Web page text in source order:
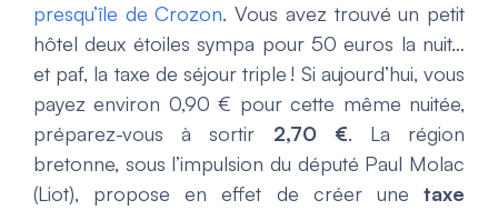
presqu’île de Crozon. Vous avez trouvé un petit
hôtel deux étoiles sympa pour 50 euros la nuit…
et paf, la taxe de séjour triple ! Si aujourd’hui, vous
payez environ 0,90 € pour cette même nuitée,
préparez-vous à sortir 2,70 €. La région
bretonne, sous l’impulsion du député Paul Molac
(Liot), propose en effet de créer une taxe